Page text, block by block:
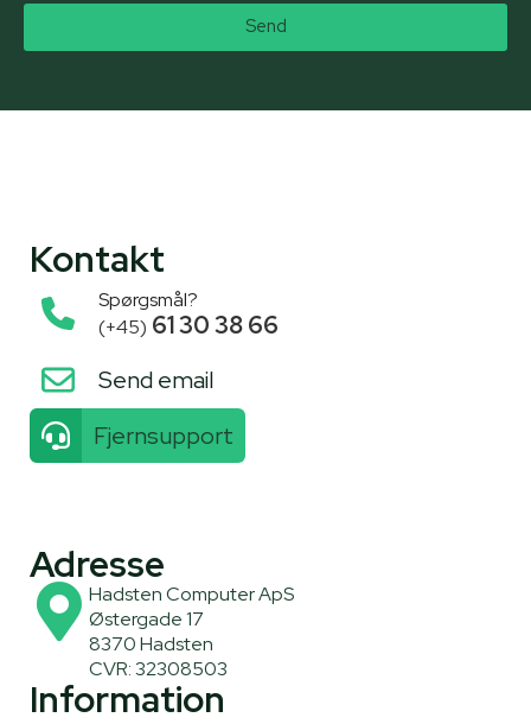
Send
Kontakt
Spørgsmål?
(+45) 61 30 38 66
Send email
Fjernsupport
Adresse
Hadsten Computer ApS
Østergade 17
8370 Hadsten
CVR: 32308503
Information